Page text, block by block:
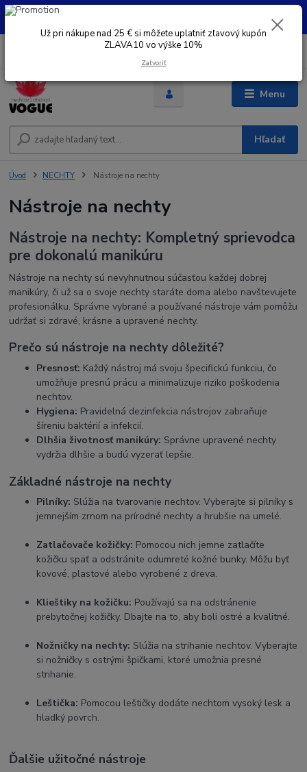
UŽ PRI NÁKUPE OD 30 € SI MOŽETE UPLATNIŤ ZĽAVOVÝ KUPÓN -
Menu
EUR
Hľadať
Úvod NECHTY Nástroje na nechty
Nástroje na nechty
Nástroje na nechty: Kompletný sprievodca
pre dokonalú manikúru
Nástroje na nechty sú nevyhnutnou súčasťou každej dobrej
manikúry, či už sa o svoje nechty staráte doma alebo navštevujete
profesionálku. Správne vybrané a používané nástroje vám pomôžu
udržať si zdravé, krásne a upravené nechty.
Prečo sú nástroje na nechty dôležité?
Presnosť: Každý nástroj má svoju špecifickú funkciu, čo
umožňuje presnú prácu a minimalizuje riziko poškodenia
nechtov.
Hygiena: Pravidelná dezinfekcia nástrojov zabraňuje
šíreniu baktérií a infekcií.
Dlhšia životnosť manikúry: Správne upravené nechty
vydržia dlhšie a budú vyzerať lepšie.
Základné nástroje na nechty
Pilníky: Slúžia na tvarovanie nechtov. Vyberajte si pilníky s
jemnejším zrnom na prírodné nechty a hrubšie na umelé.
Zatlačovače kožičky: Pomocou nich jemne zatlačíte
kožičku späť a odstránite odumreté kožné bunky. Môžu byť
kovové, plastové alebo vyrobené z dreva.
Klieštiky na kožičku: Používajú sa na odstránenie
prebytočnej kožičky. Dbajte na to, aby boli ostré a kvalitné.
Nožničky na nechty: Slúžia na strihanie nechtov. Vyberajte
si nožničky s ostrými špičkami, ktoré umožnia presné
strihanie.
Leštička: Pomocou leštičky dodáte nechtom vysoký lesk a
hladký povrch.
Ďalšie užitočné nástroje
Už pri nákupe nad 25 € si môžete uplatniť zľavový kupón
ZLAVA10 vo výške 10%
Zatvoriť